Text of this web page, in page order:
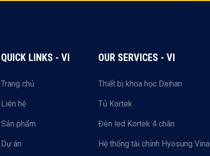
QUICK LINKS - VI
Trang chủ
Liên hệ
Sản phẩm
Dự án
OUR SERVICES - VI
Thiết bị khoa học Daihan
Tủ Kortek
Đèn led Kortek 4 chân
Hệ thống tài chính Hyosung Vina